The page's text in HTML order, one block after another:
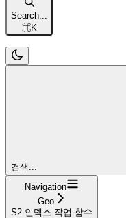
Search...
⌘K
검색...
Navigation
Geo
S2 인덱스 작업 함수